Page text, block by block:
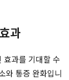
과
효과를 기대할 수
와 통증 완화입니